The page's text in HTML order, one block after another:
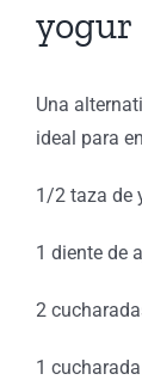
yogur
Una
ideal para
1/2 taza de
1 diente de
2
1